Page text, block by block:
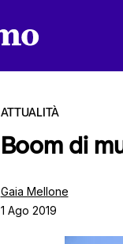
ATTUALITÀ
Boom di
Gaia Mellone
1 Ago 2019